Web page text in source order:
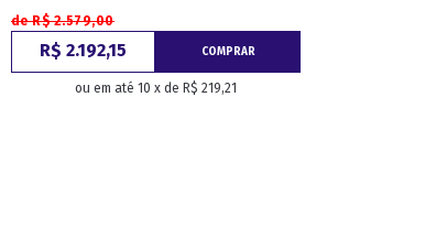
de R$ 2.579,00
R$ 2.192,15 COMPRAR
ou em até 10 x de R$ 219,21